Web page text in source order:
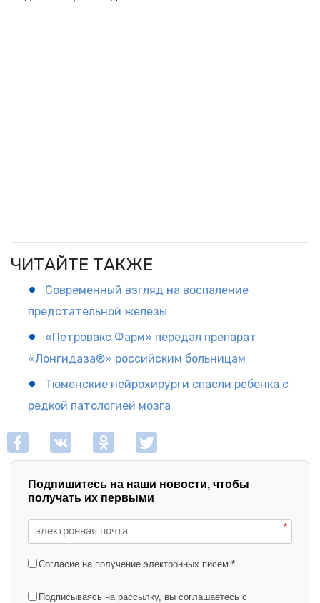
ЧИТАЙТЕ ТАКЖЕ
Современный взгляд на воспаление
предстательной железы
«Петровакс Фарм» передал препарат
«Лонгидаза®» российским больницам
Тюменские нейрохирурги спасли ребенка с
редкой патологией мозга
Подпишитесь на наши новости, чтобы
получать их первыми
*
Согласие на получение электронных писем *
Подписываясь на рассылку, вы соглашаетесь с